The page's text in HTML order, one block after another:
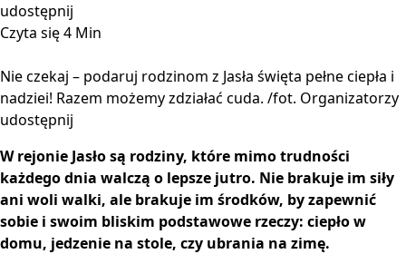
udostępnij
Czyta się 4 Min
Nie czekaj – podaruj rodzinom z Jasła święta pełne ciepła i
nadziei! Razem możemy zdziałać cuda. /fot. Organizatorzy
udostępnij
W rejonie Jasło są rodziny, które mimo trudności
każdego dnia walczą o lepsze jutro. Nie brakuje im siły
ani woli walki, ale brakuje im środków, by zapewnić
sobie i swoim bliskim podstawowe rzeczy: ciepło w
domu, jedzenie na stole, czy ubrania na zimę.